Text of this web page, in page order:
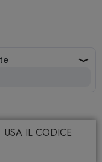
USA IL CODICE